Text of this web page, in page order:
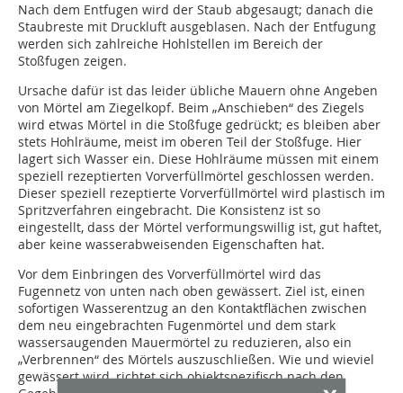
Nach dem Entfugen wird der Staub abgesaugt; danach die
Staubreste mit Druckluft ausgeblasen. Nach der Entfugung
werden sich zahlreiche Hohlstellen im Bereich der
Stoßfugen zeigen.
Ursache dafür ist das leider übliche Mauern ohne Angeben
von Mörtel am Ziegelkopf. Beim „Anschieben“ des Ziegels
wird etwas Mörtel in die Stoßfuge gedrückt; es bleiben aber
stets Hohlräume, meist im oberen Teil der Stoßfuge. Hier
lagert sich Wasser ein. Diese Hohlräume müssen mit einem
speziell rezeptierten Vorverfüllmörtel geschlossen werden.
Dieser speziell rezeptierte Vorverfüllmörtel wird plastisch im
Spritzverfahren eingebracht. Die Konsistenz ist so
eingestellt, dass der Mörtel verformungswillig ist, gut haftet,
aber keine wasserabweisenden Eigenschaften hat.
Vor dem Einbringen des Vorverfüllmörtel wird das
Fugennetz von unten nach oben gewässert. Ziel ist, einen
sofortigen Wasserentzug an den Kontaktflächen zwischen
dem neu eingebrachten Fugenmörtel und dem stark
wassersaugenden Mauermörtel zu reduzieren, also ein
„Verbrennen“ des Mörtels auszuschließen. Wie und wieviel
gewässert wird, richtet sich objektspezifisch nach den